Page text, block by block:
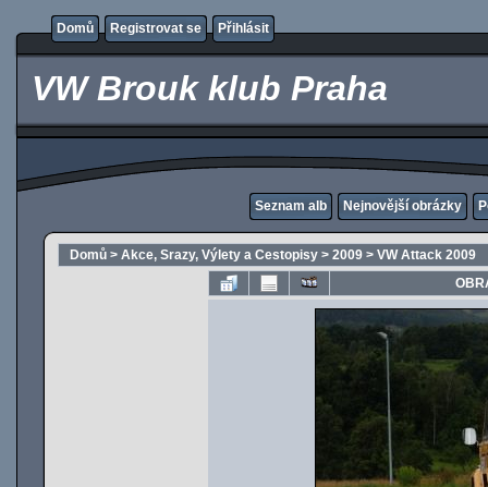
Domů Registrovat se Přihlásit
VW Brouk klub Praha
Seznam alb Nejnovější obrázky
Domů > Akce, Srazy, Výlety a Cestopisy > 2009 > VW Attack 2009